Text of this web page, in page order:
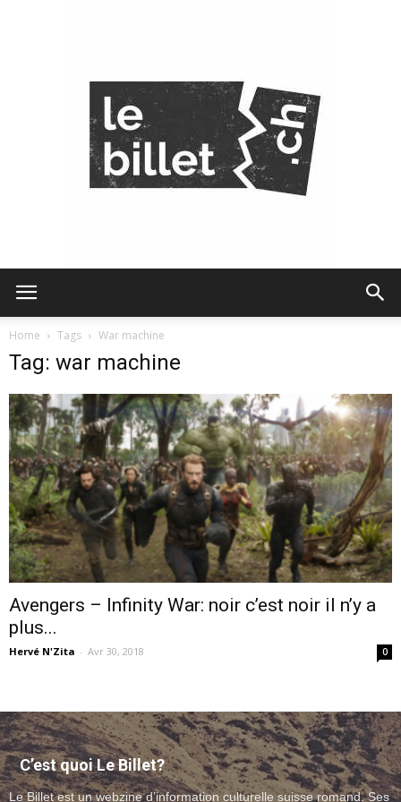
–
webzine
–
musique
Home Tags War machine
Tag: war machine
Avengers – Infinity War: noir c’est noir il n’y a
plus...
Hervé N'Zita - Avr 30, 2018 0
C’est quoi Le Billet?
Le Billet est un webzine d’information culturelle suisse romand. Ses